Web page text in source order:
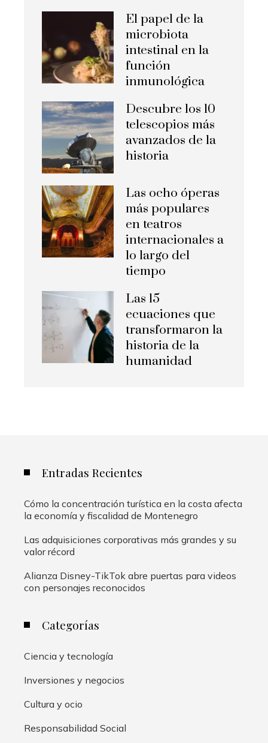
El papel de la
microbiota
intestinal en la
función
inmunológica
Descubre los 10
telescopios más
avanzados de la
historia
Las ocho óperas
más populares
en teatros
internacionales a
lo largo del
tiempo
Las 15
ecuaciones que
transformaron la
historia de la
humanidad
Entradas Recientes
Cómo la concentración turística en la costa afecta
la economía y fiscalidad de Montenegro
Las adquisiciones corporativas más grandes y su
valor récord
Alianza Disney-TikTok abre puertas para videos
con personajes reconocidos
Categorías
Ciencia y tecnología
Inversiones y negocios
Cultura y ocio
Responsabilidad Social